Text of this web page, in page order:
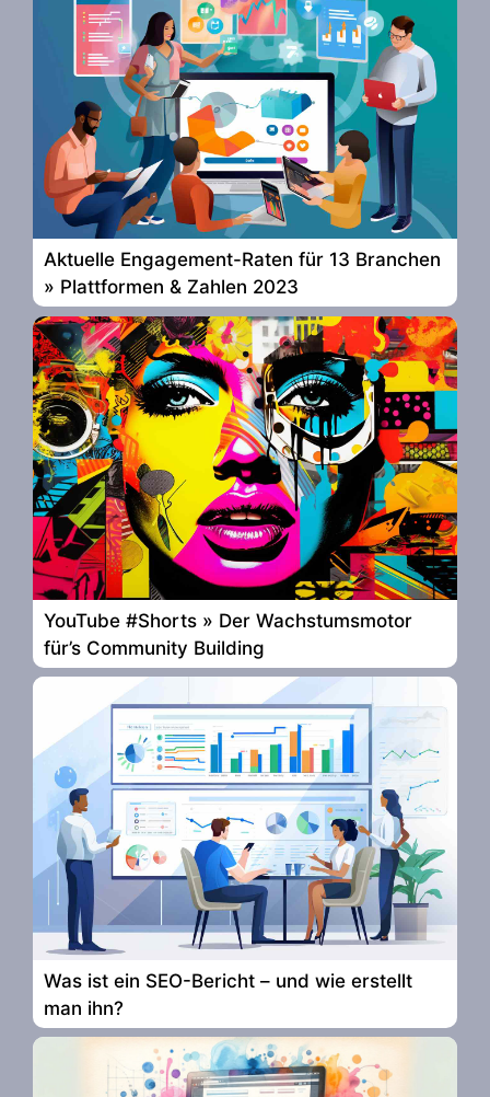
Aktuelle Engagement-Raten für 13 Branchen
» Plattformen & Zahlen 2023
YouTube #Shorts » Der Wachstumsmotor
für’s Community Building
Was ist ein SEO-Bericht – und wie erstellt
man ihn?